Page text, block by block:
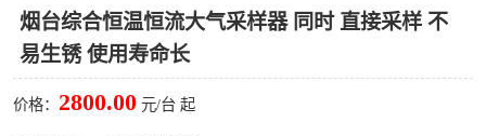
烟台综合恒温恒流大气采样器 同时 直接采样 不
易生锈 使用寿命长
价格： 2800.00 元/台 起
新宇宙仪器
烟尘净化器